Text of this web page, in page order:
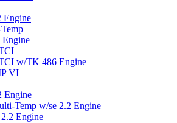
Engine
w/TK 486 Engine
VI
Engine
Temp w/se 2.2 Engine
Engine